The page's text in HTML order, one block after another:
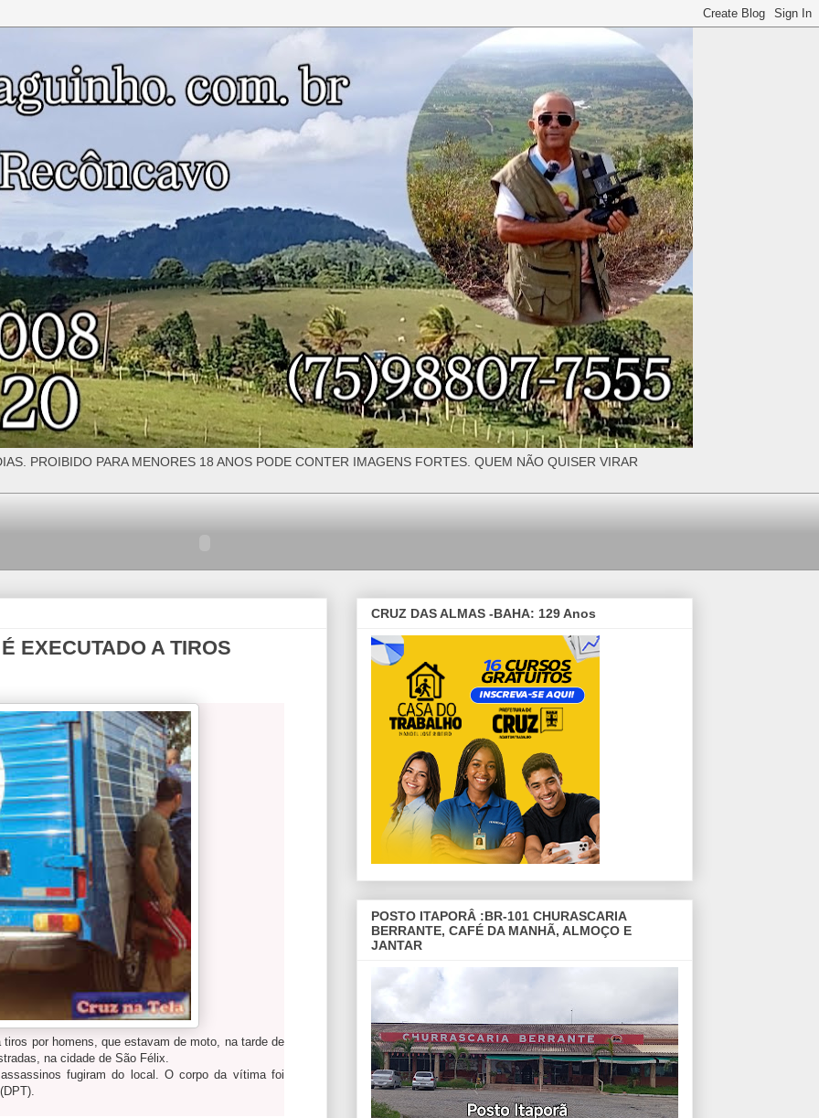
PROIBIDO PARA MENORES 18 ANOS PODE CONTER IMAGENS FORTES. QUEM NÃO QUISER VIRAR
EXECUTADO A TIROS
por homens, que estavam de moto, na tarde de
na cidade de São Félix.
fugiram do local. O corpo da vítima foi
CRUZ DAS ALMAS -BAHA: 129 Anos
POSTO ITAPORÂ :BR-101 CHURASCARIA
BERRANTE, CAFÉ DA MANHÃ, ALMOÇO E
JANTAR